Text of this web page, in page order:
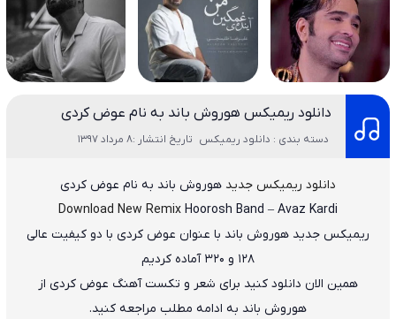
دانلود ریمیکس هوروش باند به نام عوض کردی
دسته بندی : دانلود ریمیکس تاریخ انتشار :8 مرداد 1397
دانلود ریمیکس جدید هوروش باند به نام عوض کردی
Download New Remix Hoorosh Band – Avaz Kardi
ریمیکس جدید هوروش باند با عنوان عوض کردی با دو کیفیت عالی
۱۲۸ و ۳۲۰ آماده کردیم
همین الان دانلود کنید برای شعر و تکست آهنگ عوض کردی از
هوروش باند به ادامه مطلب مراجعه کنید.